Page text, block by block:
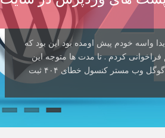
واسه خودم پیش اومده بود این بود که
کردم . تا مدت ها متوجه این
مشکل نشده بودم که دیدم سئوی سایت خراب شده و گوگل وب مستر کنسول خطای ۴۰۴ ثبت
پست قصد دارم راه حل یک خطای اعصاب